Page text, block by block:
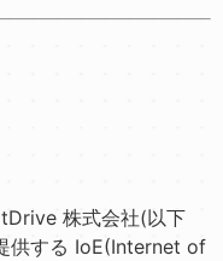
株式会社(以下
供する IoE(Internet of